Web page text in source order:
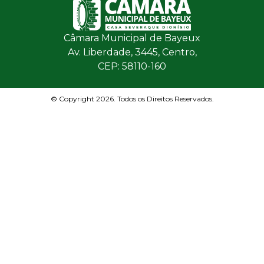
Câmara Municipal de Bayeux
Av. Liberdade, 3445, Centro,
CEP: 58110-160
© Copyright 2026. Todos os Direitos Reservados.